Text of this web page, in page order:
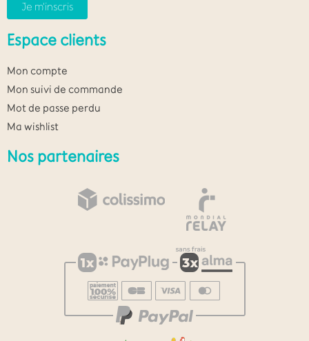
Espace clients
Mon compte
Mon suivi de commande
Mot de passe perdu
Ma wishlist
Nos partenaires